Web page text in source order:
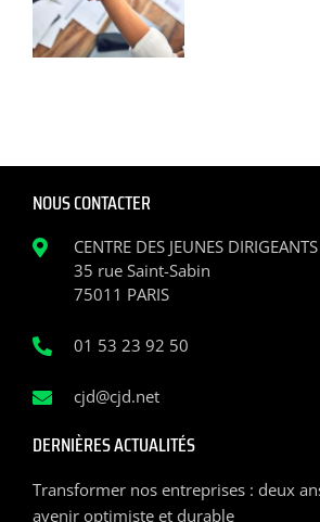
NOUS CONTACTER
CENTRE DES JEUNES DIRIGEANTS
35 rue Saint-Sabin
75011 PARIS
01 53 23 92 50
cjd@cjd.net
DERNIÈRES ACTUALITÉS
Transformer nos entreprises : deux
avenir optimiste et durable